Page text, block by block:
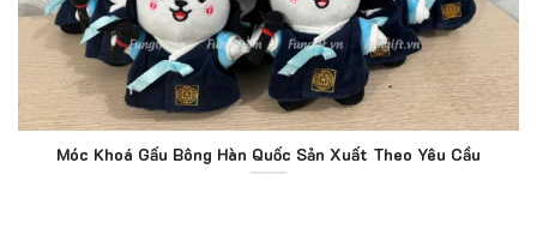
Móc Khoá Gấu Bông Hàn Quốc Sản Xuất Theo Yêu Cầu